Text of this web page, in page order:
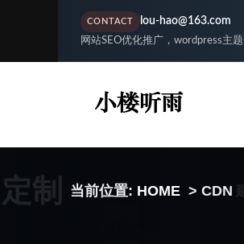
CONTACT lou-hao@163.com
网站SEO优化推广，wordpress主
制 当前位置: HOME > CDN